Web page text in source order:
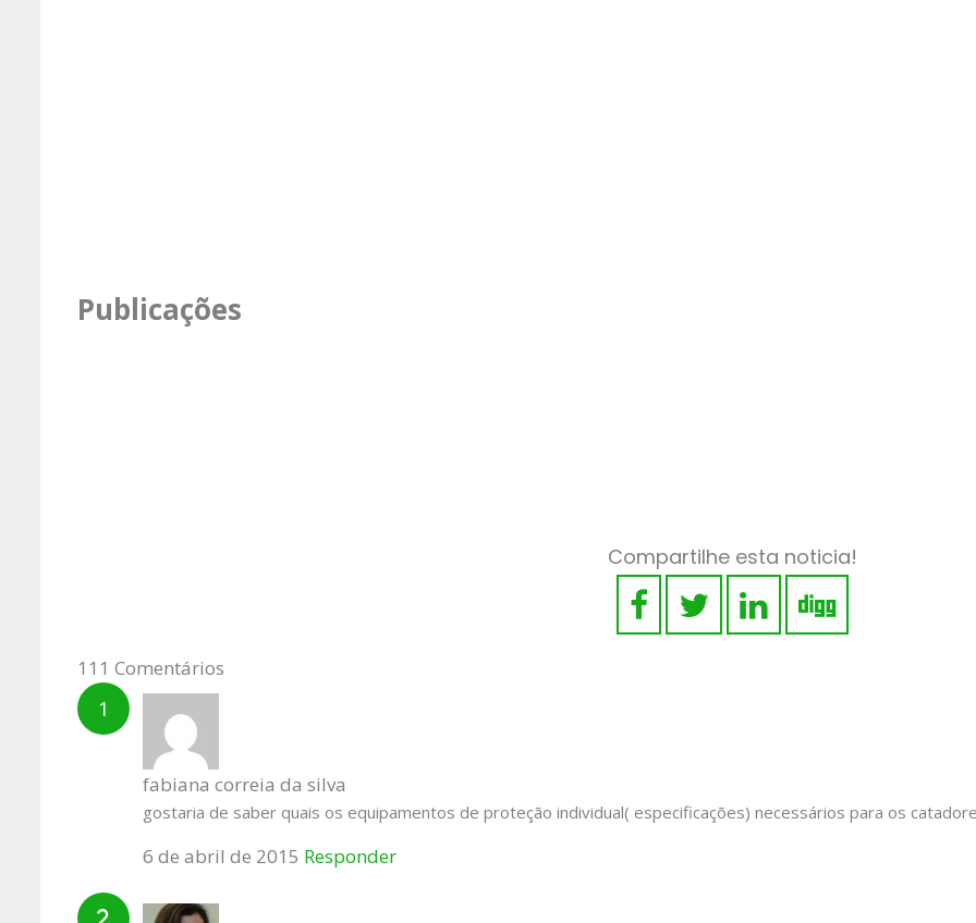
Publicações
Compartilhe esta noticia!
111 Comentários
fabiana correia da silva
gostaria de saber quais os equipamentos de proteção individual( especificações) necessários para os
6 de abril de 2015 Responder